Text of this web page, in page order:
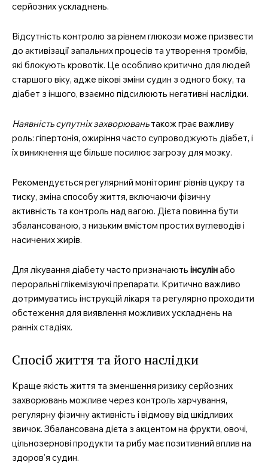
серйозних ускладнень.
Відсутність контролю за рівнем глюкози може призвести
до активізації запальних процесів та утворення тромбів,
які блокують кровотік. Це особливо критично для людей
старшого віку, адже вікові зміни судин з одного боку, та
діабет з іншого, взаємно підсилюють негативні наслідки.
Наявність супутніх захворюваньтакож грає важливу
роль: гіпертонія, ожиріння часто супроводжують діабет, і
їх виникнення ще більше посилює загрозу для мозку.
Рекомендується регулярний моніторинг рівнів цукру та
тиску, зміна способу життя, включаючи фізичну
активність та контроль над вагою. Дієта повинна бути
збалансованою, з низьким вмістом простих вуглеводів і
насичених жирів.
Для лікування діабету часто призначають інсулінабо
пероральні глікемізуючі препарати. Критично важливо
дотримуватись інструкцій лікаря та регулярно проходити
обстеження для виявлення можливих ускладнень на
ранніх стадіях.
Спосіб життя та його наслідки
Краще якість життя та зменшення ризику серйозних
захворювань можливе через контроль харчування,
регулярну фізичну активність і відмову від шкідливих
звичок. Збалансована дієта з акцентом на фрукти, овочі,
цільнозернові продукти та рибу має позитивний вплив на
здоров’я судин.